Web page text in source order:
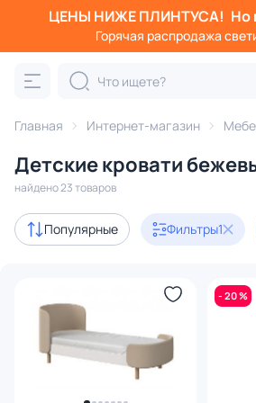
ЦЕНЫ НИЖЕ ПЛИНТУСА! Но
Горячая распродажа
Главная Интернет-магазин
Детские кровати
найдено 23 товаров
Популярные Фильтры1
- 20 %
Фильтры
Категория:
кровати матрасы
Акции 2
Доставка
Цена